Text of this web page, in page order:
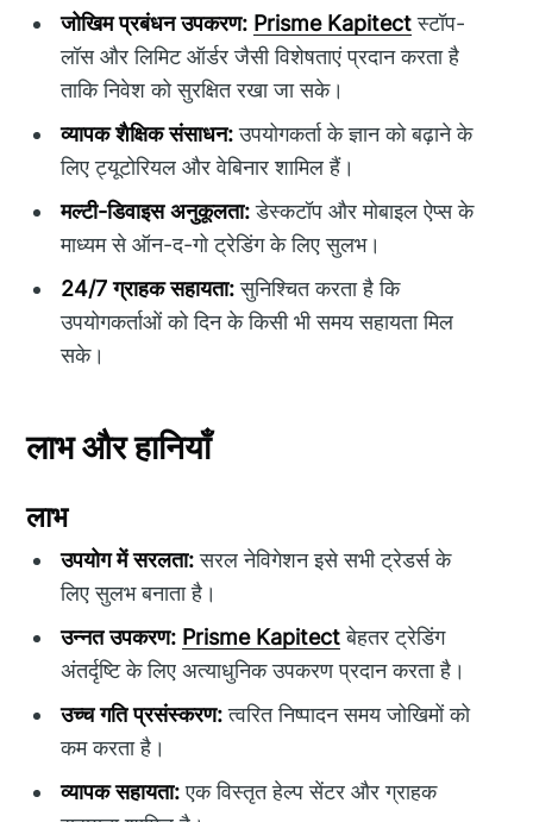
जोखिम प्रबंधन उपकरण: Prisme Kapitectस्टॉप-
लॉस और लिमिट ऑर्डर जैसी विशेषताएं प्रदान करता है
ताकि निवेश को सुरक्षित रखा जा सके।
व्यापक शैक्षिक संसाधन:उपयोगकर्ता के ज्ञान को बढ़ाने के
लिए ट्यूटोरियल और वेबिनार शामिल हैं।
मल्टी-डिवाइस अनुकूलता:डेस्कटॉप और मोबाइल ऐप्स के
माध्यम से ऑन-द-गो ट्रेडिंग के लिए सुलभ।
24/7 ग्राहक सहायता:सुनिश्चित करता है कि
उपयोगकर्ताओं को दिन के किसी भी समय सहायता मिल
सके।
लाभ और हानियाँ
लाभ
उपयोग में सरलता:सरल नेविगेशन इसे सभी ट्रेडर्स के
लिए सुलभ बनाता है।
उन्नत उपकरण: Prisme Kapitectबेहतर ट्रेडिंग
अंतर्दृष्टि के लिए अत्याधुनिक उपकरण प्रदान करता है।
उच्च गति प्रसंस्करण:त्वरित निष्पादन समय जोखिमों को
कम करता है।
व्यापक सहायता:एक विस्तृत हेल्प सेंटर और ग्राहक